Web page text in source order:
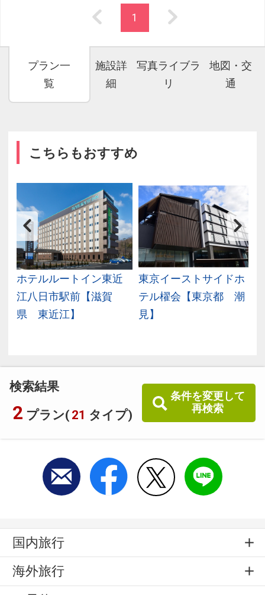
検索結果
2 プラン( 21 タイプ)
条件を変更して
再検索
1
プラン一
覧
施設詳
細
写真ライブラ
リ
地図・交
通
こちらもおすすめ
ホテルルートイン東近
江八日市駅前【滋賀
県 東近江】
東京イーストサイドホ
テル櫂会【東京都 潮
見】
国内旅行
海外旅行